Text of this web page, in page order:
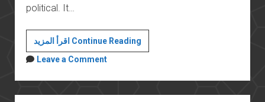
political. It…
اقرأ المزيد Continue ReadingA
baseline
of
the
Leave a Comment